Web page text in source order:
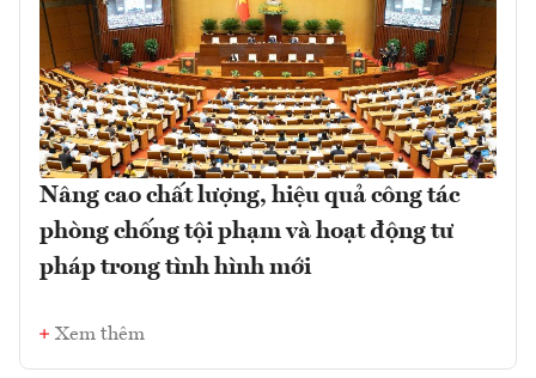
Nâng cao chất lượng, hiệu quả công tác
phòng chống tội phạm và hoạt động tư
pháp trong tình hình mới
Xem thêm